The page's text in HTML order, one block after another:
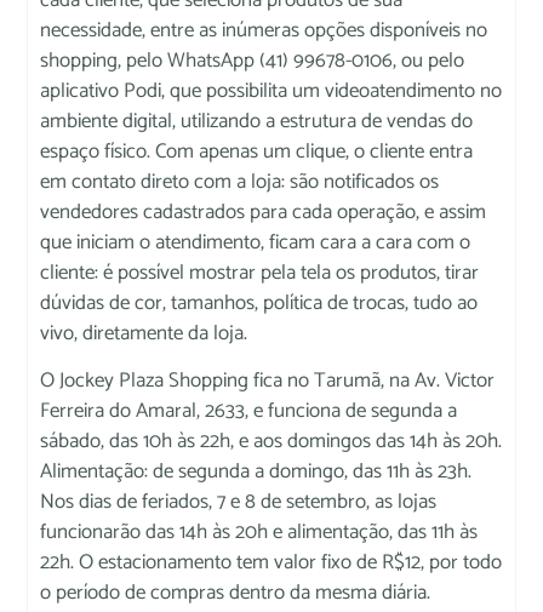
necessidade, entre as inúmeras opções disponíveis no
shopping, pelo WhatsApp (41) 99678-0106, ou pelo
aplicativo Podi, que possibilita um videoatendimento no
ambiente digital, utilizando a estrutura de vendas do
espaço físico. Com apenas um clique, o cliente entra
em contato direto com a loja: são notificados os
vendedores cadastrados para cada operação, e assim
que iniciam o atendimento, ficam cara a cara com o
cliente: é possível mostrar pela tela os produtos, tirar
dúvidas de cor, tamanhos, política de trocas, tudo ao
vivo, diretamente da loja.
O Jockey Plaza Shopping fica no Tarumã, na Av. Victor
Ferreira do Amaral, 2633, e funciona de segunda a
sábado, das 10h às 22h, e aos domingos das 14h às 20h.
Alimentação: de segunda a domingo, das 11h às 23h.
Nos dias de feriados, 7 e 8 de setembro, as lojas
funcionarão das 14h às 20h e alimentação, das 11h às
22h. O estacionamento tem valor fixo de R$12, por todo
o período de compras dentro da mesma diária.